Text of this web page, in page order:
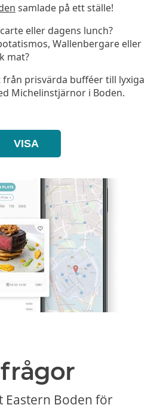
samlade på ett ställe!
eller dagens lunch?
Wallenbergare eller
mat?
prisvärda bufféer till lyxiga
Michelinstjärnor i Boden.
VISA
Eastern Boden för